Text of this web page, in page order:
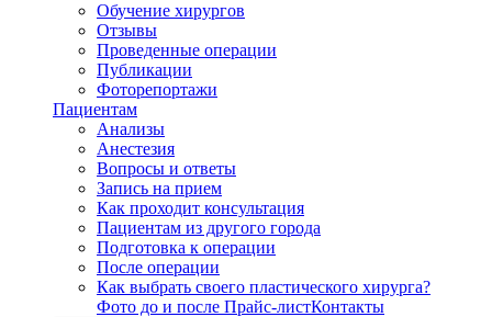
Обучение хирургов
Отзывы
Проведенные операции
Публикации
Фоторепортажи
Пациентам
Анализы
Анестезия
Вопросы и ответы
Запись на прием
Как проходит консультация
Пациентам из другого города
Подготовка к операции
После операции
Как выбрать своего пластического хирурга?
Фото до и после Прайс-листКонтакты